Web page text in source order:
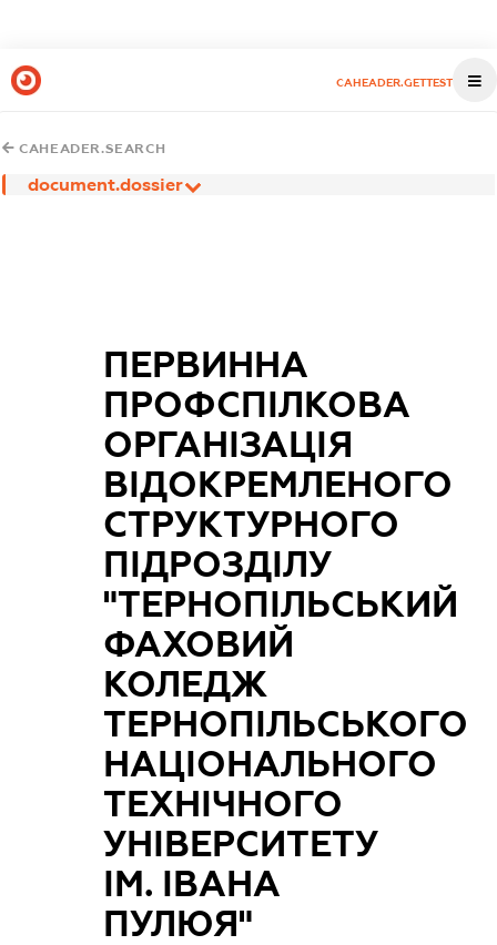
CAHEADER.GETTEST
CAHEADER.SEARCH
document.dossier
ПЕРВИННА
ПРОФСПІЛКОВА
ОРГАНІЗАЦІЯ
ВІДОКРЕМЛЕНОГО
СТРУКТУРНОГО
ПІДРОЗДІЛУ
"ТЕРНОПІЛЬСЬКИЙ
ФАХОВИЙ
КОЛЕДЖ
ТЕРНОПІЛЬСЬКОГО
НАЦІОНАЛЬНОГО
ТЕХНІЧНОГО
УНІВЕРСИТЕТУ
ІМ. ІВАНА
ПУЛЮЯ"